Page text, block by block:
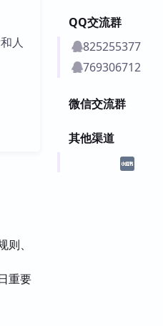
QQ交流群
825255377
769306712
微信交流群
其他渠道
人
、
重要